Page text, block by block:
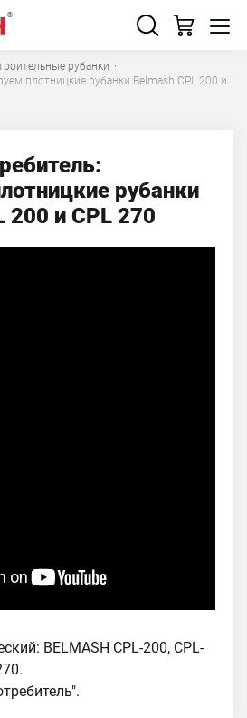
рубанки ·
плотницкие рубанки Belmash CPL 200 и
рубанки
200 и CPL 270
BELMASH CPL-200, CPL-